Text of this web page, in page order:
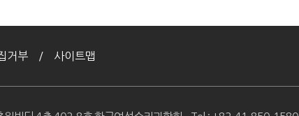
거부 사이트맵